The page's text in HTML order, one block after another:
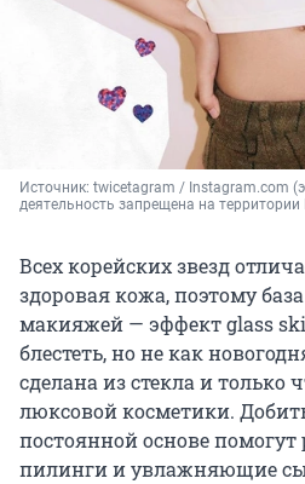
Источник: twicetagram / Instagram.com
деятельность запрещена на
Всех корейских звезд
здоровая кожа, поэтому
макияжей — эффект glass
блестеть, но не как
сделана из стекла и только
люксовой косметики.
постоянной основе
пилинги и увлажняющие